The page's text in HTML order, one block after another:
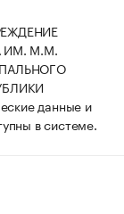
ИМ. М.М.
данные и
в системе.